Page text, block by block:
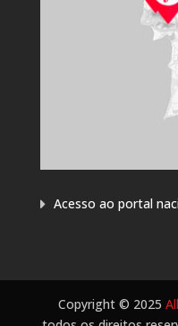
Acesso ao portal
Copyright © 2025